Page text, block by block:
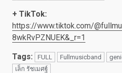
+ TikTok:
https://www.tiktok.com/
8wkRvPZNUEK&_r=1
Tags: FULL Fullmusicband
เล็ก รัชเมศฐ์